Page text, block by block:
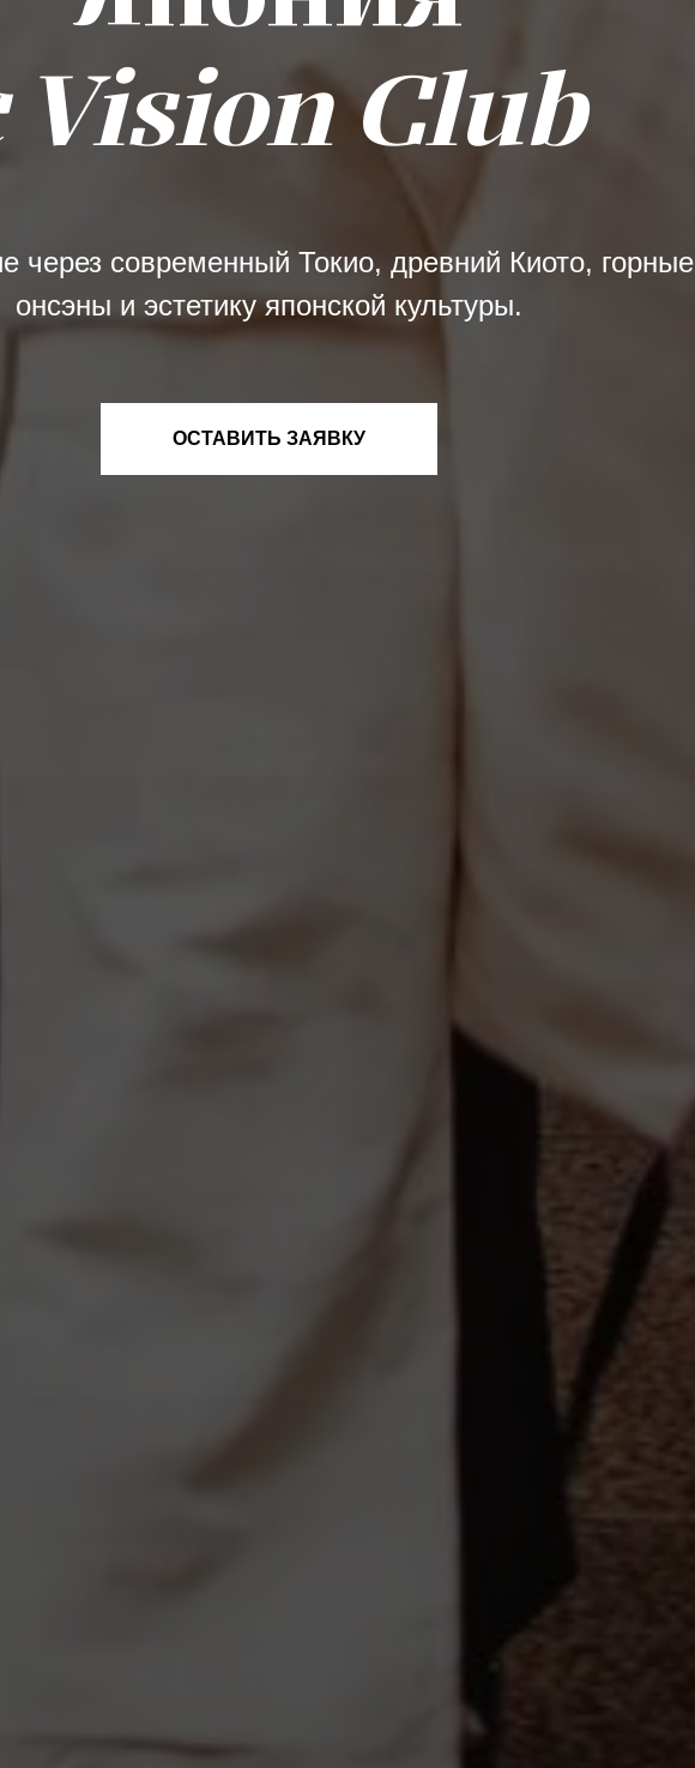
Vision Club
через современный Токио, древний Киото, горные
онсэны и эстетику японской культуры.
ОСТАВИТЬ ЗАЯВКУ